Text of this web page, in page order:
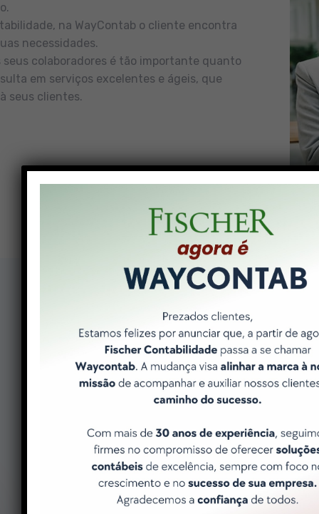
na WayContab o cliente encontra
necessidades.
colaboradores é tão importante quanto
em serviços excelentes e ágeis, que
seus clientes.
Nossos Pilares
Nossa forma de entregar resultados é norteada por 3